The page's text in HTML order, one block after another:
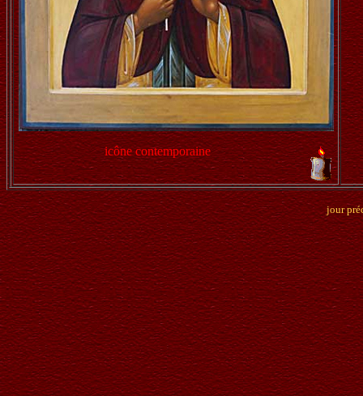
icône contemporaine
jour